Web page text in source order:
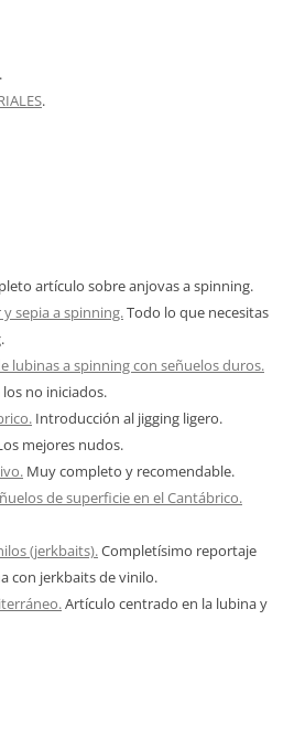
.
.
artículo sobre anjovas a spinning.
y sepia a spinning.Todo lo que necesitas
lubinas a spinning con señuelos duros.
no iniciados.
Introducción al jigging ligero.
mejores nudos.
Muy completo y recomendable.
de superficie en el Cantábrico.
(jerkbaits).Completísimo reportaje
con jerkbaits de vinilo.
Artículo centrado en la lubina y